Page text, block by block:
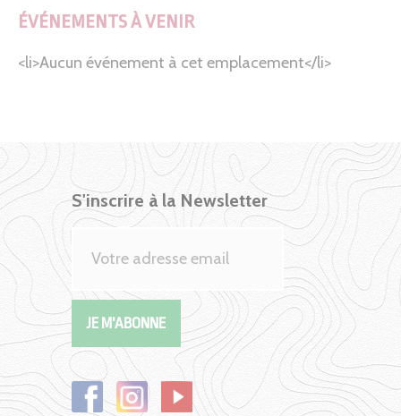
ÉVÉNEMENTS À VENIR
<li>Aucun événement à cet emplacement</li>
S'inscrire à la Newsletter